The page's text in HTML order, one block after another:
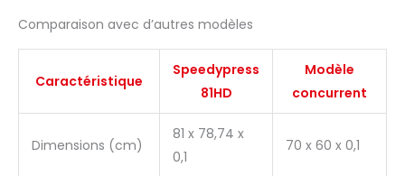
à ranger. Poids net : 14
kg. Poids brut : 17,5 kg.
Utilisation maximale
recommandée par le
fabricant : 200 heures
par an Conçu pour une
utilisation intensive à
long terme. Forte
Comparaison avec d’autres modèles
Caractéristique
Speedypress
81HD
Modèle
concurrent
Dimensions (cm)
81 x 78,74 x
0,1
70 x 60 x 0,1